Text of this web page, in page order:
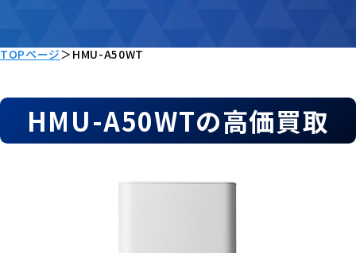
TOPページ＞ HMU-A50WT
HMU-A50WTの高価買取